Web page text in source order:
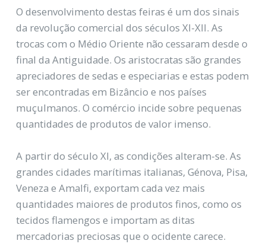
O desenvolvimento destas feiras é um dos sinais
da revolução comercial dos séculos XI-XII. As
trocas com o Médio Oriente não cessaram desde o
final da Antiguidade. Os aristocratas são grandes
apreciadores de sedas e especiarias e estas podem
ser encontradas em Bizâncio e nos países
muçulmanos. O comércio incide sobre pequenas
quantidades de produtos de valor imenso.
A partir do século XI, as condições alteram-se. As
grandes cidades marítimas italianas, Génova, Pisa,
Veneza e Amalfi, exportam cada vez mais
quantidades maiores de produtos finos, como os
tecidos flamengos e importam as ditas
mercadorias preciosas que o ocidente carece.